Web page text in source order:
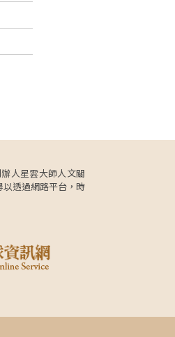
人星雲大師人文關
透過網路平台，時